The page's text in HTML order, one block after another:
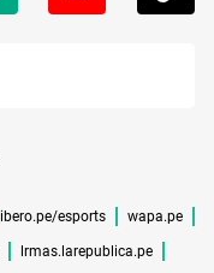
libero.pe/esports wapa.pe
lrmas.larepublica.pe